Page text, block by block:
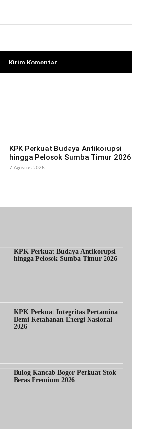
KPK Perkuat Budaya Antikorupsi
hingga Pelosok Sumba Timur 2026
7 Agustus 2026
KPK Perkuat Budaya Antikorupsi
hingga Pelosok Sumba Timur 2026
KPK Perkuat Integritas Pertamina
Demi Ketahanan Energi Nasional
2026
Bulog Kancab Bogor Perkuat Stok
Beras Premium 2026